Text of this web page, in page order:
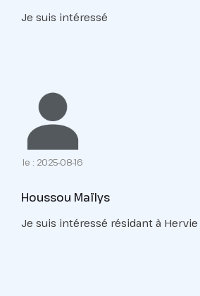
Je suis intéressé
le : 2025-08-16
Houssou Maïlys
Je suis intéressé résidant à Hervie